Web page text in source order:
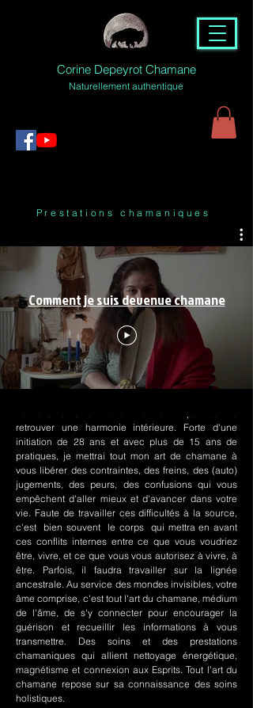
Corine Depeyrot Chamane
Naturellement authentique
Prestations chamaniques
Comment je suis devenue chamane
retrouver une harmonie intérieure. Forte d'une
initiation de 28 ans et avec plus de 15 ans de
pratiques, je mettrai tout mon art de chamane à
vous libérer des contraintes, des freins, des (auto)
jugements, des peurs, des confusions qui vous
empêchent d'aller mieux et d'avancer dans votre
vie. Faute de travailler ces difficultés à la source,
c'est bien souvent le corps qui mettra en avant
ces conflits internes entre ce que vous voudriez
être, vivre, et ce que vous vous autorisez à vivre, à
être. Parfois, il faudra travailler sur la lignée
ancestrale. Au service des mondes invisibles, votre
âme comprise, c'est tout l'art du chamane, médium
de l'âme, de s'y connecter pour encourager la
guérison et recueillir les informations à vous
transmettre. Des soins et des prestations
chamaniques qui allient nettoyage énergétique,
magnétisme et connexion aux Esprits. Tout l'art du
chamane repose sur sa connaissance des soins
holistiques.